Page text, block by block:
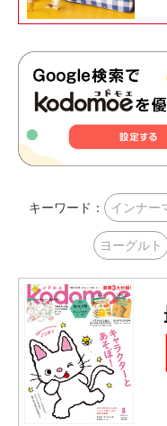
キーワード： インナー
ヨーグルト